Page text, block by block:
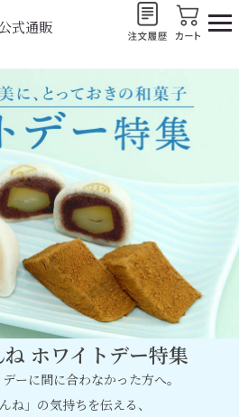
式通販
ホワイトデー特集
ーに間に合わなかった方へ。
ね」の気持ちを伝える、